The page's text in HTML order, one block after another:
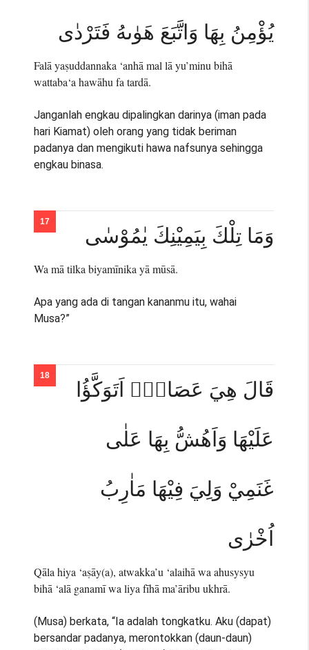
يُؤْمِنُ بِهَا وَاتَّبَعَ هَوٰىهُ فَتَرْدٰى
Falā yaṣuddannaka ‘anhā mal lā yu’minu bihā
wattaba‘a hawāhu fa tardā.
Janganlah engkau dipalingkan darinya (iman pada
hari Kiamat) oleh orang yang tidak beriman
padanya dan mengikuti hawa nafsunya sehingga
engkau binasa.
وَمَا تِلْكَ بِيَمِيْنِكَ يٰمُوْسٰى
Wa mā tilka biyamīnika yā mūsā.
Apa yang ada di tangan kananmu itu, wahai
Musa?”
قَالَ هِيَ عَصَايَۚ اَتَوَكَّؤُا
عَلَيْهَا وَاَهُشُّ بِهَا عَلٰى
غَنَمِيْ وَلِيَ فِيْهَا مَاٰرِبُ
اُخْرٰى
Qāla hiya ‘aṣāy(a), atwakka’u ‘alaihā wa ahusysyu
bihā ‘alā ganamī wa liya fīhā ma’āribu ukhrā.
(Musa) berkata, “Ia adalah tongkatku. Aku (dapat)
bersandar padanya, merontokkan (daun-daun)